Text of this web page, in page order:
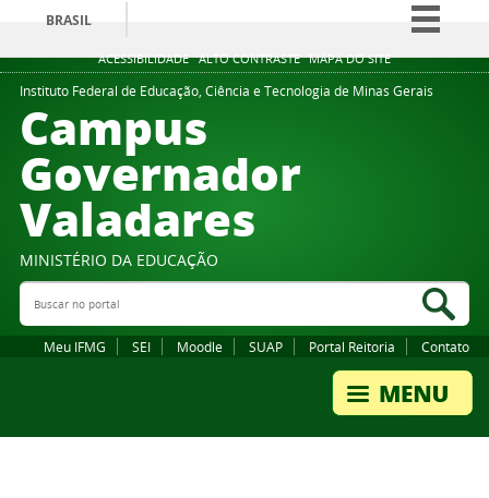
ACESSIBILIDADE ALTO CONTRASTE MAPA DO SITE
BRASIL
Simplifique!
Comunica BR
Instituto Federal de Educação, Ciência e Tecnologia de Minas Gerais
Campus
Governador
Valadares
MINISTÉRIO DA EDUCAÇÃO
Buscar no portal
Meu IFMG SEI Moodle SUAP Portal Reitoria Contato